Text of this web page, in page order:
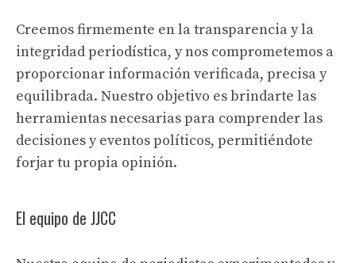
Creemos firmemente en la transparencia y la
integridad periodística, y nos comprometemos a
proporcionar información verificada, precisa y
equilibrada. Nuestro objetivo es brindarte las
herramientas necesarias para comprender las
decisiones y eventos políticos, permitiéndote
forjar tu propia opinión.
El equipo de JJCC